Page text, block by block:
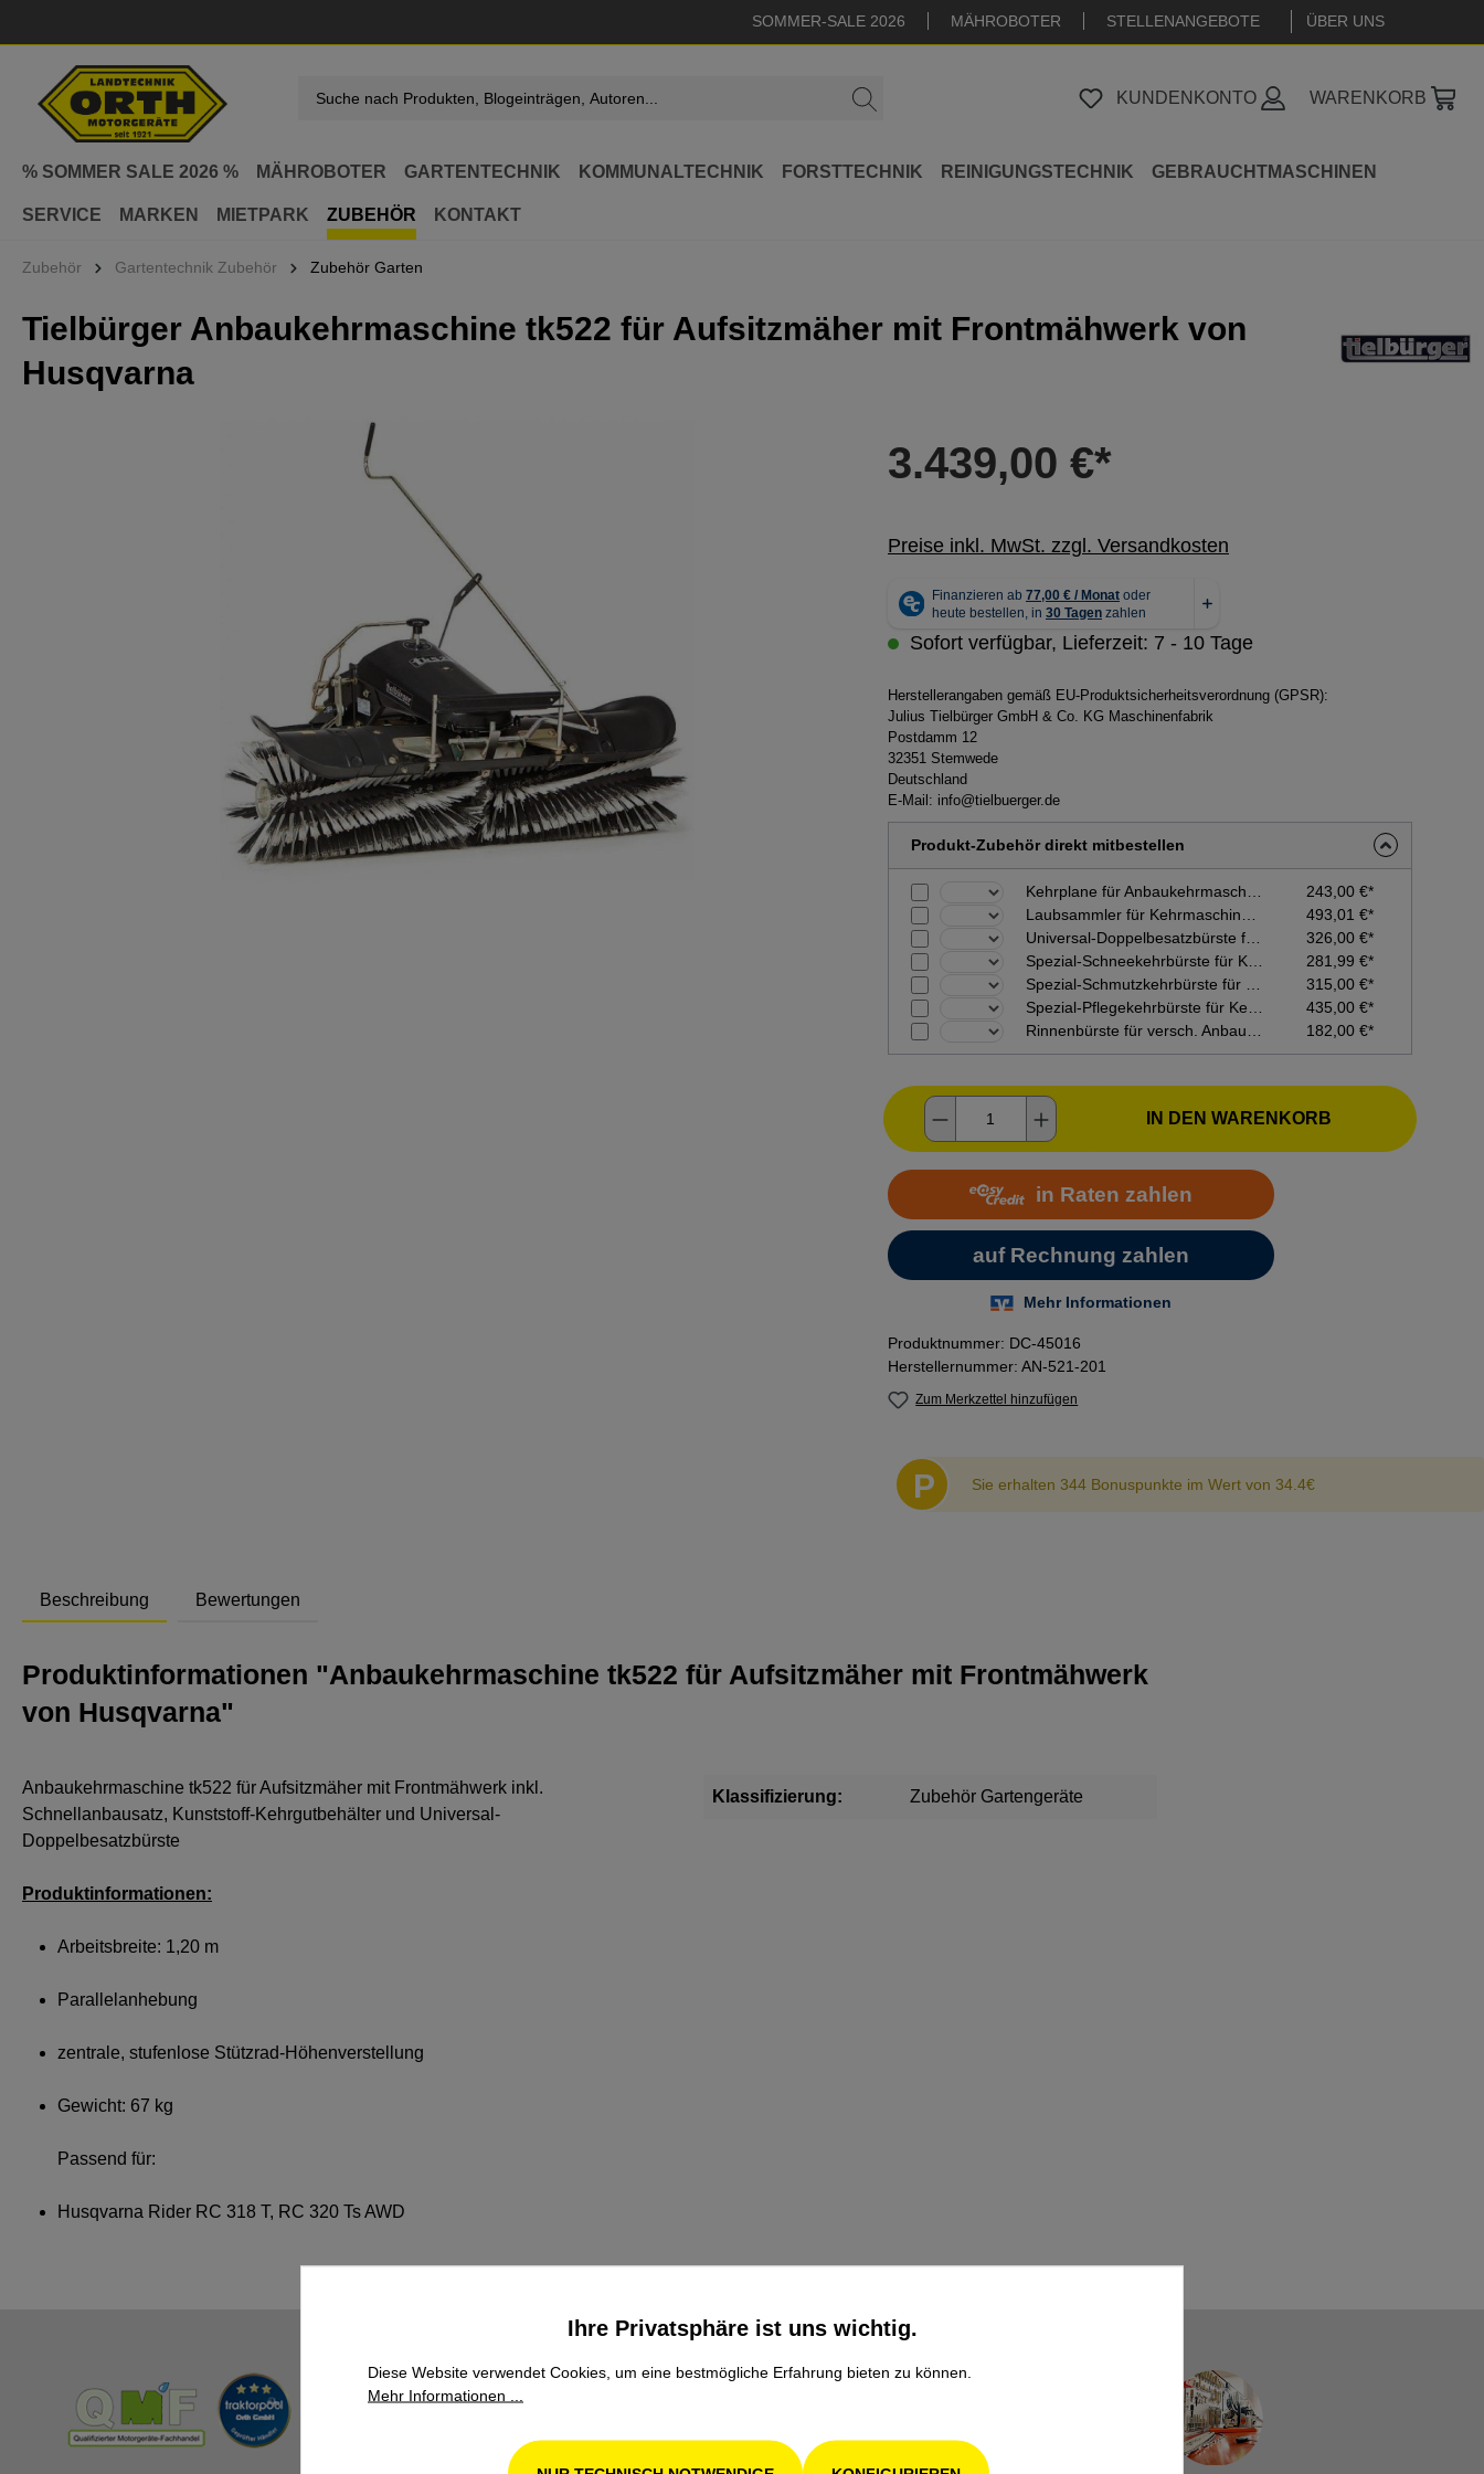
SOMMER-SALE 2026 MÄHROBOTER STELLENANGEBOTE ÜBER UNS
KUNDENKONTO WARENKORB
% SOMMER SALE 2026 % MÄHROBOTER GARTENTECHNIK KOMMUNALTECHNIK FORSTTECHNIK REINIGUNGSTECHNIK GEBRAUCHTMASCHINEN
SERVICE MARKEN MIETPARK ZUBEHÖR KONTAKT
Zubehör Gartentechnik Zubehör Zubehör Garten
Tielbürger Anbaukehrmaschine tk522 für Aufsitzmäher mit Frontmähwerk von
Husqvarna
3.439,00 €*
Preise inkl. MwSt. zzgl. Versandkosten
Sofort verfügbar, Lieferzeit: 7 - 10 Tage
Herstellerangaben gemäß EU-Produktsicherheitsverordnung (GPSR):
Julius Tielbürger GmbH & Co. KG Maschinenfabrik
Postdamm 12
32351 Stemwede
Deutschland
E-Mail: info@tielbuerger.de
Produkt-Zubehör direkt mitbestellen
243,00 €*
493,01 €*
326,00 €*
281,99 €*
315,00 €*
435,00 €*
182,00 €*
Produkt Anzahl: Gib den gewünschten Wert
IN DEN WARENKORB
Produktnummer: DC-45016
Herstellernummer: AN-521-201
Zum Merkzettel hinzufügen
P Sie erhalten 344 Bonuspunkte im Wert von 34.4€
Beschreibung Bewertungen
Produktinformationen "Anbaukehrmaschine tk522 für Aufsitzmäher mit Frontmähwerk
von Husqvarna"
Anbaukehrmaschine tk522 für Aufsitzmäher mit Frontmähwerk inkl.
Schnellanbausatz, Kunststoff-Kehrgutbehälter und Universal-
Doppelbesatzbürste
Produktinformationen:
Arbeitsbreite: 1,20 m
Parallelanhebung
zentrale, stufenlose Stützrad-Höhenverstellung
Gewicht: 67 kg
Passend für:
Husqvarna Rider RC 318 T, RC 320 Ts AWD
Klassifizierung: Zubehör Gartengeräte
Ihre Privatsphäre ist uns wichtig.
Diese Website verwendet Cookies, um eine bestmögliche Erfahrung bieten zu können.
Mehr Informationen ...